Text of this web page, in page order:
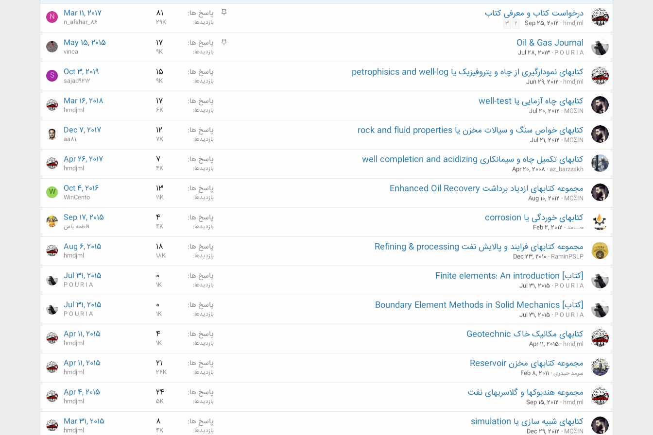
م
درخواست کتاب و معرفی کتاب
hmdjml
Sep 25, 2012
2
3
پاسخ ها 81
بازدیدها 29K
Mar 11, 2017
n_afshar_86
N
م
Oil & Gas Journal
P O U R I A
Jul 28, 2013
پاسخ ها 17
بازدیدها 9K
May 15, 2015
vinca
کتابهای نمودارگیری از چاه و پتروفیزیک یا petrophisics and well-log
hmdjml
Jun 29, 2012
پاسخ ها 15
بازدیدها 9K
Oct 3, 2019
sajad9212
S
کتابهای چاه آزمایی یا well-test
MOΣIN
Jul 20, 2012
پاسخ ها 17
بازدیدها 6K
Mar 16, 2018
hmdjml
كتابهای خواص سنگ و سيالات مخزن یا rock and fluid properties
MOΣIN
Jul 21, 2012
پاسخ ها 12
بازدیدها 7K
Dec 7, 2017
aa81
کتابهای تکمیل چاه و سیمانکاری well completion and acidizing
az_barzzakh
Apr 20, 2008
پاسخ ها 7
بازدیدها 4K
Apr 26, 2017
hmdjml
مجموعه کتابهای ازدیاد برداشت Enhanced Oil Recovery
MOΣIN
Aug 10, 2012
پاسخ ها 13
بازدیدها 11K
Oct 4, 2016
WinCento
W
کتابهای خوردگی یا corrosion
حــامد Feb 2, 2012
پاسخ ها 4
بازدیدها 4K
Sep 17, 2015
فاطمه یاس
مجموعه کتابهای فرایند و پالایش نفت Refining & processing
RaminPSLP
Dec 23, 2010
پاسخ ها 18
بازدیدها 18K
Aug 6, 2015
hmdjml
[کتاب] Finite elements: An introduction
P O U R I A
Jul 31, 2015
پاسخ ها 0
بازدیدها 1K
Jul 31, 2015
P O U R I A
[کتاب] Boundary Element Methods in Solid Mechanics
P O U R I A
Jul 31, 2015
پاسخ ها 0
بازدیدها 1K
Jul 31, 2015
P O U R I A
کتابهای مکانیک خاک Geotechnic
hmdjml
Apr 11, 2015
پاسخ ها 4
بازدیدها 1K
Apr 11, 2015
hmdjml
مجموعه کتابهای مخزن Reservoir
سرمد حیدری Feb 8, 2011
پاسخ ها 21
بازدیدها 26K
Apr 11, 2015
hmdjml
مجموعه هندبوکها و گلاسریهای نفت
hmdjml
Sep 15, 2012
پاسخ ها 24
بازدیدها 5K
Apr 4, 2015
hmdjml
کتابهای شبیه سازی یا simulation
MOΣIN
Dec 29, 2012
پاسخ ها 8
بازدیدها 4K
Mar 31, 2015
hmdjml